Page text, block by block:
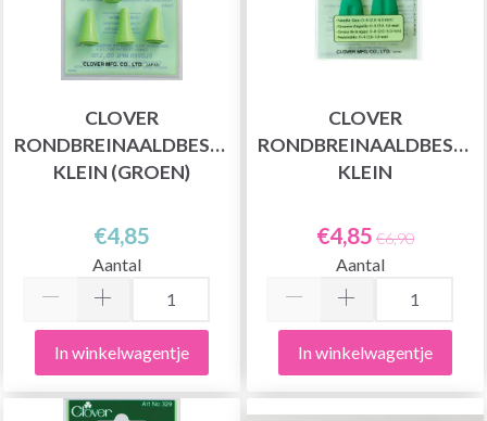
CLOVER
RONDBREINAALDBESCHERMER,
KLEIN (GROEN)
€4,85
Aantal
In winkelwagentje
CLOVER
KLEIN
€4,85 €6,90
Aantal
In winkelwagentje